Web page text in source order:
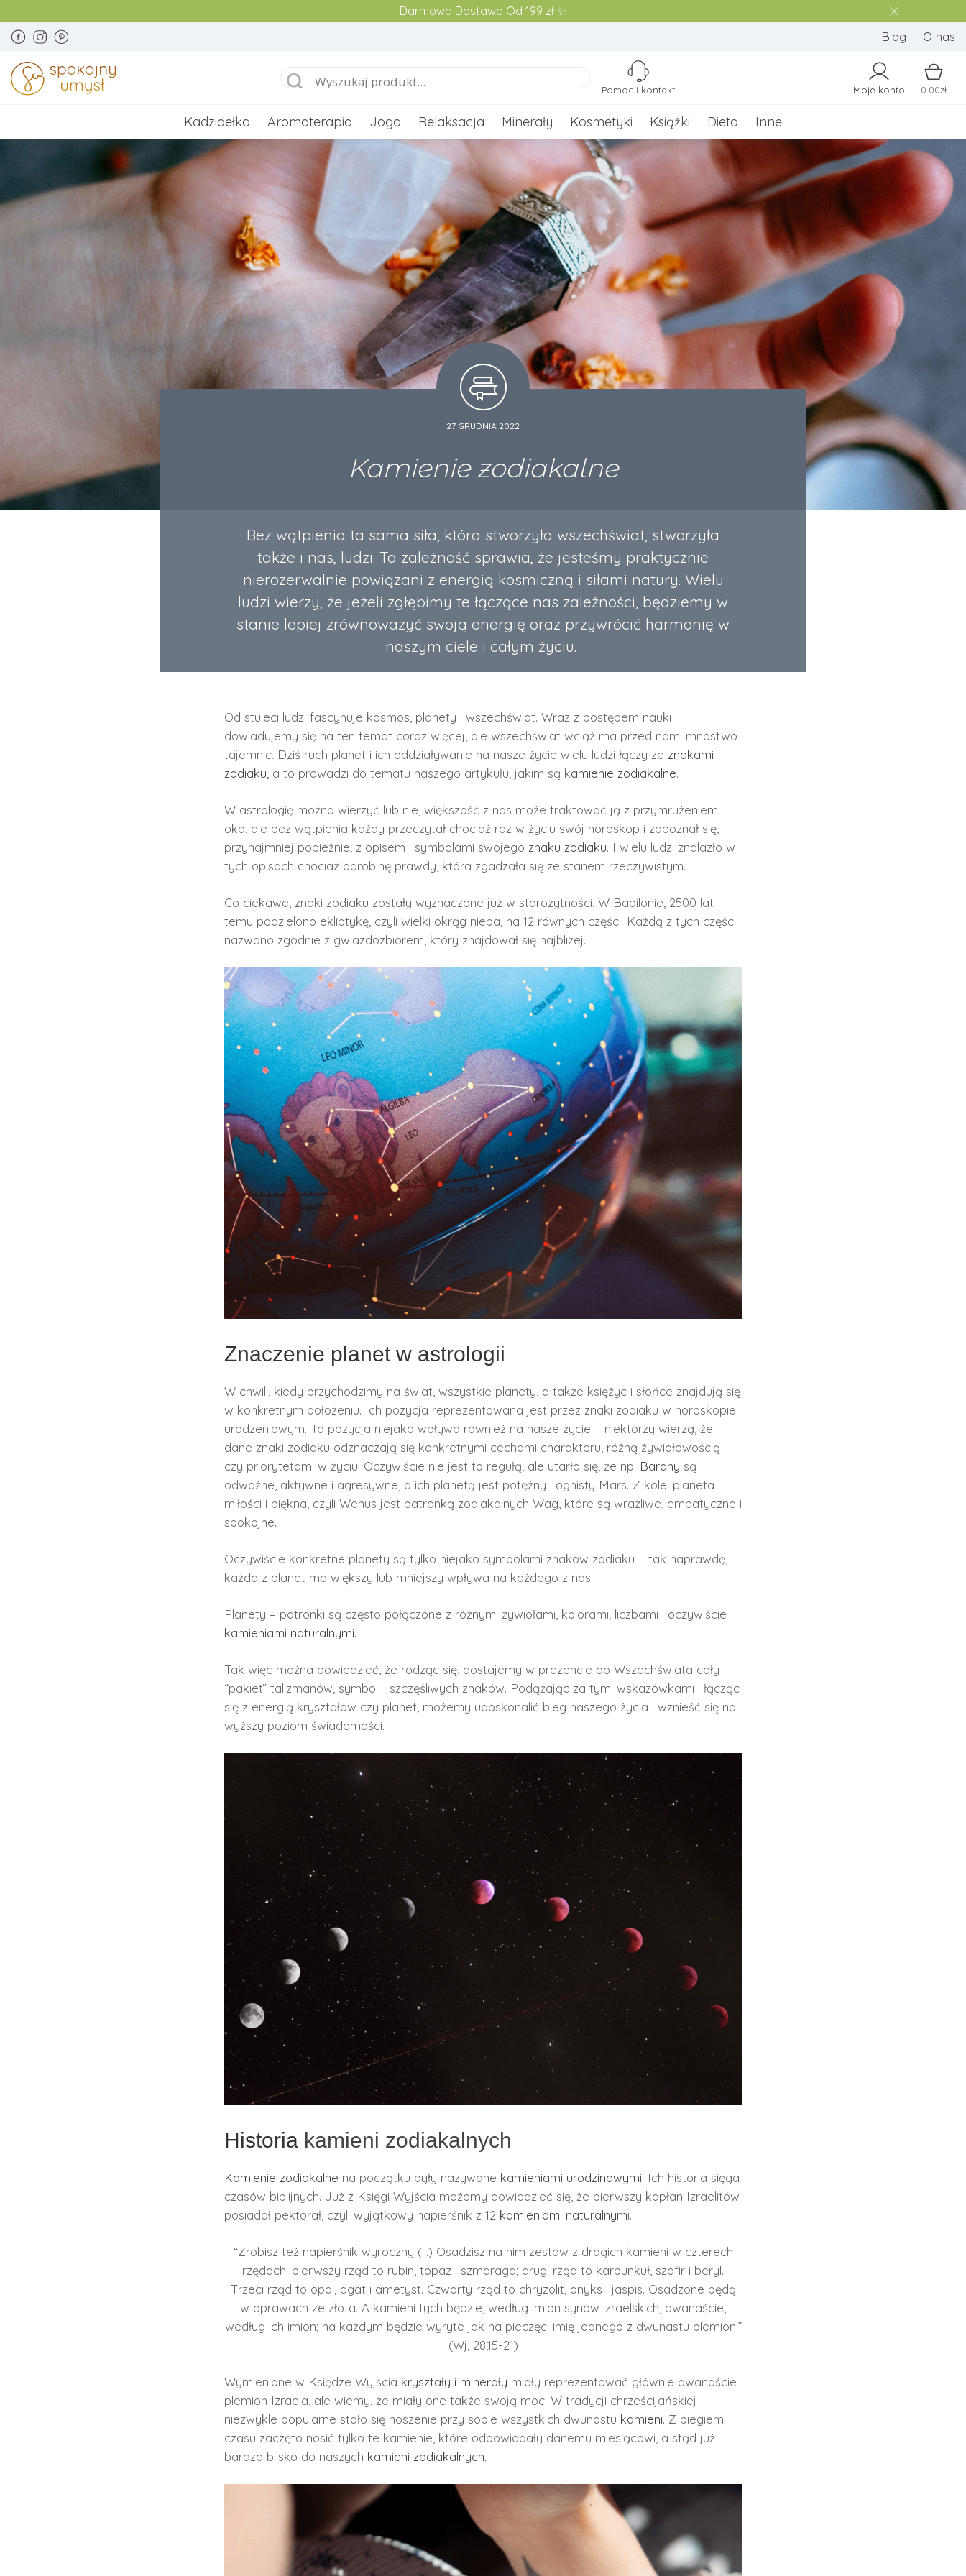
Darmowa Dostawa Od 199 zł ✨
Blog O nas
Moje konto 0.00zł
Pomoc i kontakt
Kadzidełka Aromaterapia Joga Relaksacja Minerały Kosmetyki Książki Dieta Inne
27 GRUDNIA 2022
Kamienie zodiakalne
Bez wątpienia ta sama siła, która stworzyła wszechświat, stworzyła
także i nas, ludzi. Ta zależność sprawia, że jesteśmy praktycznie
nierozerwalnie powiązani z energią kosmiczną i siłami natury. Wielu
ludzi wierzy, że jeżeli zgłębimy te łączące nas zależności, będziemy w
stanie lepiej zrównoważyć swoją energię oraz przywrócić harmonię w
naszym ciele i całym życiu.
Od stuleci ludzi fascynuje kosmos, planety i wszechświat. Wraz z postępem nauki
dowiadujemy się na ten temat coraz więcej, ale wszechświat wciąż ma przed nami mnóstwo
tajemnic. Dziś ruch planet i ich oddziaływanie na nasze życie wielu ludzi łączy ze znakami
zodiaku, a to prowadzi do tematu naszego artykułu, jakim są kamienie zodiakalne.
W astrologię można wierzyć lub nie, większość z nas może traktować ją z przymrużeniem
oka, ale bez wątpienia każdy przeczytał chociaż raz w życiu swój horoskop i zapoznał się,
przynajmniej pobieżnie, z opisem i symbolami swojego znaku zodiaku. I wielu ludzi znalazło w
tych opisach chociaż odrobinę prawdy, która zgadzała się ze stanem rzeczywistym.
Co ciekawe, znaki zodiaku zostały wyznaczone już w starożytności. W Babilonie, 2500 lat
temu podzielono ekliptykę, czyli wielki okrąg nieba, na 12 równych części. Każdą z tych części
nazwano zgodnie z gwiazdozbiorem, który znajdował się najbliżej.
Znaczenie planet w astrologii
W chwili, kiedy przychodzimy na świat, wszystkie planety, a także księżyc i słońce znajdują się
w konkretnym położeniu. Ich pozycja reprezentowana jest przez znaki zodiaku w horoskopie
urodzeniowym. Ta pozycja niejako wpływa również na nasze życie – niektórzy wierzą, że
dane znaki zodiaku odznaczają się konkretnymi cechami charakteru, różną żywiołowością
czy priorytetami w życiu. Oczywiście nie jest to regułą, ale utarło się, że np. Barany są
odważne, aktywne i agresywne, a ich planetą jest potężny i ognisty Mars. Z kolei planeta
miłości i piękna, czyli Wenus jest patronką zodiakalnych Wag, które są wrażliwe, empatyczne i
spokojne.
Oczywiście konkretne planety są tylko niejako symbolami znaków zodiaku – tak naprawdę,
każda z planet ma większy lub mniejszy wpływa na każdego z nas.
Planety – patronki są często połączone z różnymi żywiołami, kolorami, liczbami i oczywiście
kamieniami naturalnymi.
Tak więc można powiedzieć, że rodząc się, dostajemy w prezencie do Wszechświata cały
“pakiet” talizmanów, symboli i szczęśliwych znaków. Podążając za tymi wskazówkami i łącząc
się z energią kryształów czy planet, możemy udoskonalić bieg naszego życia i wznieść się na
wyższy poziom świadomości.
Historia kamieni zodiakalnych
Kamienie zodiakalne na początku były nazywane kamieniami urodzinowymi. Ich historia sięga
czasów biblijnych. Już z Księgi Wyjścia możemy dowiedzieć się, że pierwszy kapłan Izraelitów
posiadał pektorał, czyli wyjątkowy napierśnik z 12 kamieniami naturalnymi.
“Zrobisz też napierśnik wyroczny (…) Osadzisz na nim zestaw z drogich kamieni w czterech
rzędach: pierwszy rząd to rubin, topaz i szmaragd; drugi rząd to karbunkuł, szafir i beryl.
Trzeci rząd to opal, agat i ametyst. Czwarty rząd to chryzolit, onyks i jaspis. Osadzone będą
w oprawach ze złota. A kamieni tych będzie, według imion synów izraelskich, dwanaście,
według ich imion; na każdym będzie wyryte jak na pieczęci imię jednego z dwunastu plemion.”
(Wj, 28,15-21)
Wymienione w Księdze Wyjścia kryształy i minerały miały reprezentować głównie dwanaście
plemion Izraela, ale wiemy, że miały one także swoją moc. W tradycji chrześcijańskiej
niezwykle popularne stało się noszenie przy sobie wszystkich dwunastu kamieni. Z biegiem
czasu zaczęto nosić tylko te kamienie, które odpowiadały danemu miesiącowi, a stąd już
bardzo blisko do naszych kamieni zodiakalnych.